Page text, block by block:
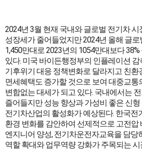
2024년 3월 현재 국내와 글로벌 전기차 시
성장세가 줄어들었지만 2024년 올해 글로
1,450만대로 2023년의 1054만대보다
있다. 미국 바이든행정부의 인플레이션 감
기후위기 대응 정책변화로 달라지고 친환
면세혜택도 증가할 것으로 보여 대중교통
변함없는 대세가 되고 있다. 국내에서는
즐어들지만 성능 향상과 가성비 좋은 신
전기차산업의 활성화가 예상된다. 한국전
환경 변화를 감안하여 선제적으로 고전압
엔지니어 양성, 전기차운전자교육을 담당
역할 확대와 업무역량 강화가 주목되는 시